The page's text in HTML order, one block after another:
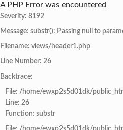
A PHP Error was encountered
Severity: 8192
Message: substr(): Passing null to
Filename: views/header1.php
Line Number: 26
Backtrace:
File: /home/ewxp2s5d01dk/
Line: 26
Function: substr